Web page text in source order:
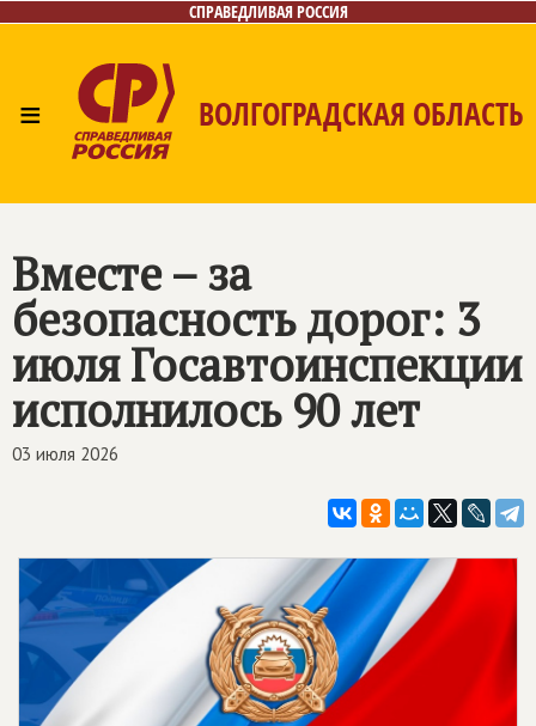
СПРАВЕДЛИВАЯ РОССИЯ
≡ ВОЛГОГРАДСКАЯ ОБЛАСТЬ
Вместе – за
безопасность дорог: 3
июля Госавтоинспекции
исполнилось 90 лет
03 июля 2026